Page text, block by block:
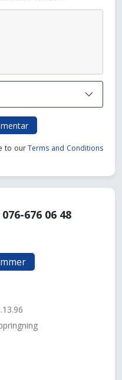
to ourTerms and Conditions
676 06 48